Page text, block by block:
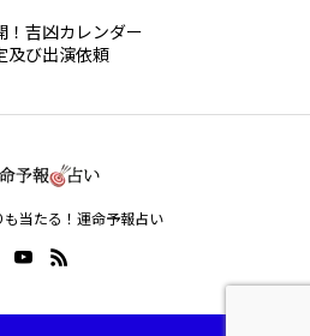
！吉凶カレンダー
及び出演依頼
当たる！運命予報占い